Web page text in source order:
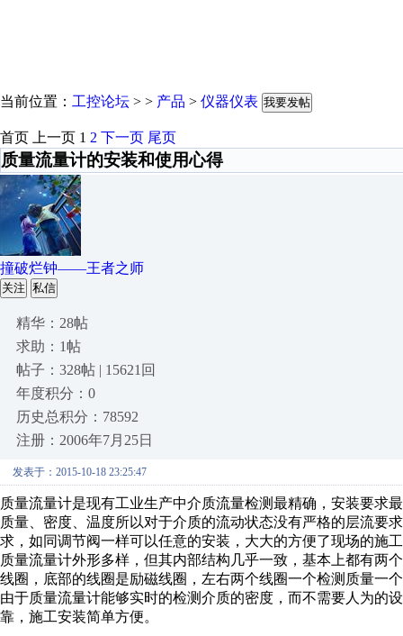
当前位置： 工控论坛 > > 产品 > 仪器仪表 我要发帖
首页 上一页 1 2 下一页 尾页
质量流量计的安装和使用心得
撞破烂钟——王者之师
关注 私信
精华：28帖
求助：1帖
帖子：328帖 | 15621回
年度积分：0
历史总积分：78592
注册：2006年7月25日
发表于：2015-10-18 23:25:47
质量流量计是现有工业生产中介质流量检测最精确，安装要求
质量、密度、温度所以对于介质的流动状态没有严格的层流要
求，如同调节阀一样可以任意的安装，大大的方便了现场的施
质量流量计外形多样，但其内部结构几乎一致，基本上都有两
线圈，底部的线圈是励磁线圈，左右两个线圈一个检测质量一
由于质量流量计能够实时的检测介质的密度，而不需要人为的
靠，施工安装简单方便。